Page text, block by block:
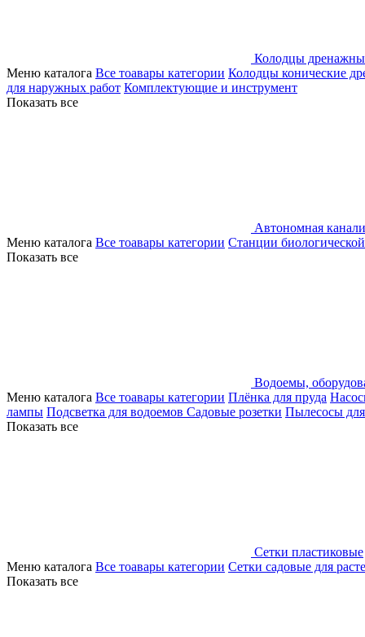
Колодцы
Меню каталога Все тоавары категории Колодцы конические
для наружных работ Комплектующие и инструмент
Показать все
Автономная
Меню каталога Все тоавары категории Станции
Показать все
Водоемы,
Меню каталога Все тоавары категории Плёнка для пруда
лампы Подсветка для водоемов Садовые розетки Пылесосы
Показать все
Сетки пластиковые
Меню каталога Все тоавары категории Сетки садовые для
Показать все